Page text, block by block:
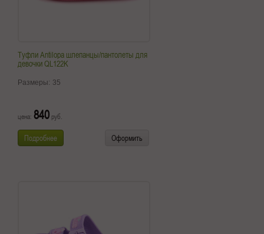
Туфли Antilopa шлепанцы/пантолеты для
девочки QL122K
Размеры: 35
цена: 840 руб.
Подробнее Оформить